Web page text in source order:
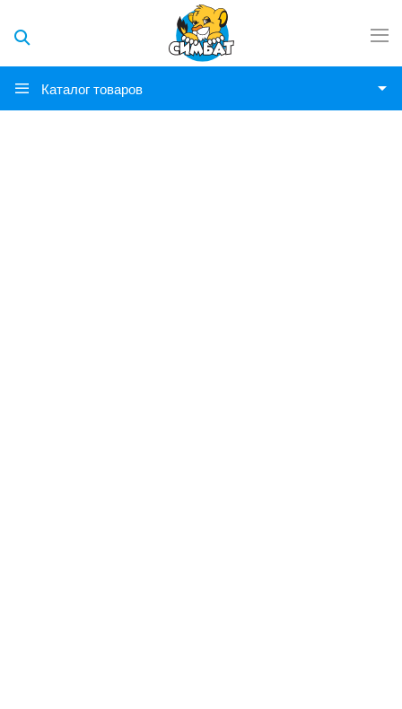
Каталог товаров